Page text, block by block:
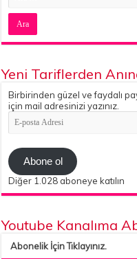
Yeni Tariflerden
Birbirinden güzel ve faydalı
için mail adresinizi yazınız.
E-
posta
Abone ol
Diğer 1.028 aboneye katılın
Youtube Kanalıma
Abonelik İçin Tıklayınız.